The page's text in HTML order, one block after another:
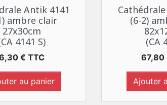
Aperçu rapideAntik 4141
ambre clair
27x30cm
4141 S)
€ TTC
au panier

(6-2)
(CA
Prix
67,80
Ajouter